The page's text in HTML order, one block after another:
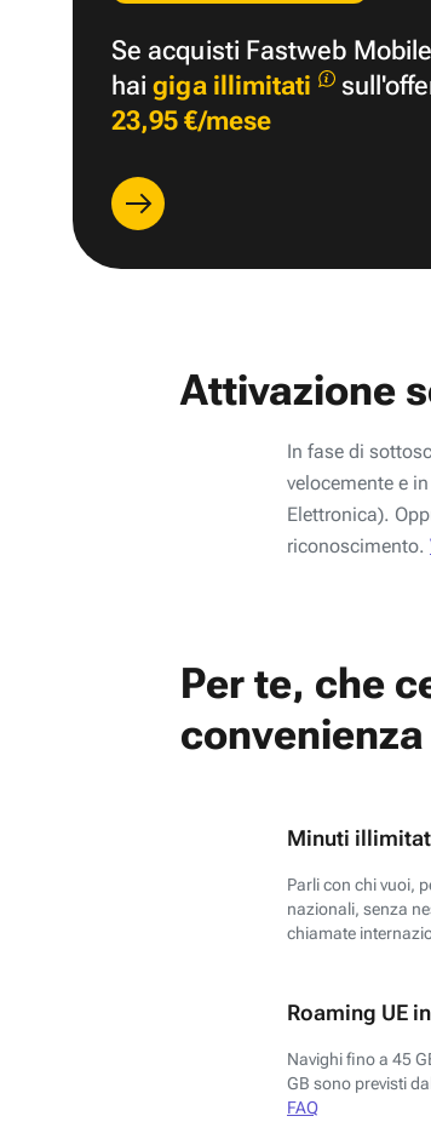
Se acquisti Fastweb
haigiga illimitati
23,95 €/mese
Attivazione
In fase di
velocemente e
Elettronica).
riconoscimento.
Per te, che
Minuti
Parli con chi vuoi,
nazionali, senza
chiamate
Roaming UE
Navighi fino a 45
GB sono previsti
FAQ